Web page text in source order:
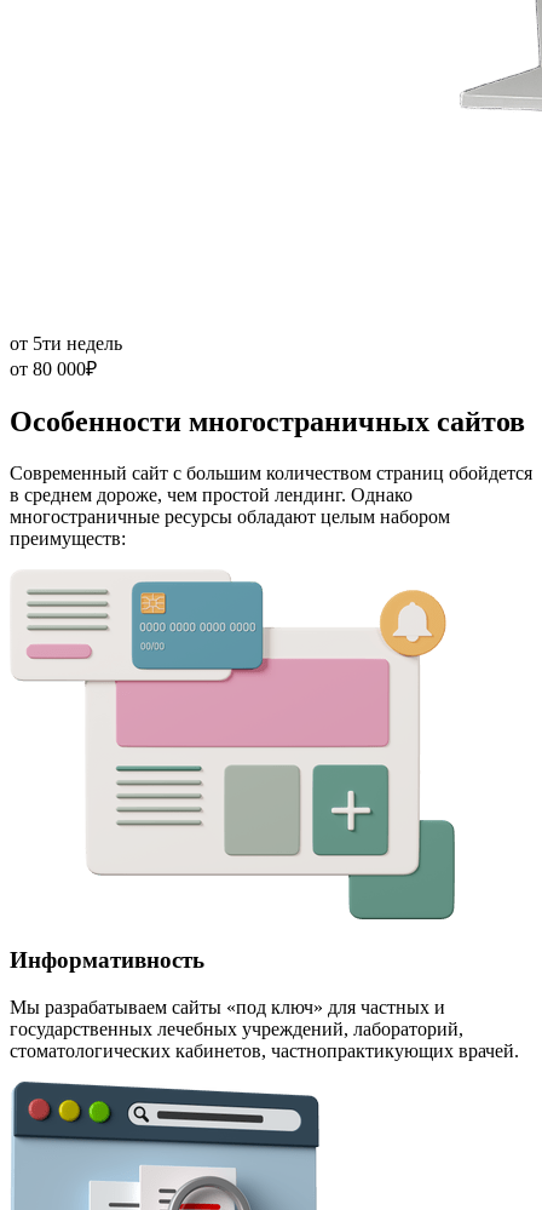
от 5ти недель
от 80 000₽
Особенности многостраничных сайтов
Современный сайт с большим количеством страниц обойдется
в среднем дороже, чем простой лендинг. Однако
многостраничные ресурсы обладают целым набором
преимуществ:
Информативность
Мы разрабатываем сайты «под ключ» для частных и
государственных лечебных учреждений, лабораторий,
стоматологических кабинетов, частнопрактикующих врачей.